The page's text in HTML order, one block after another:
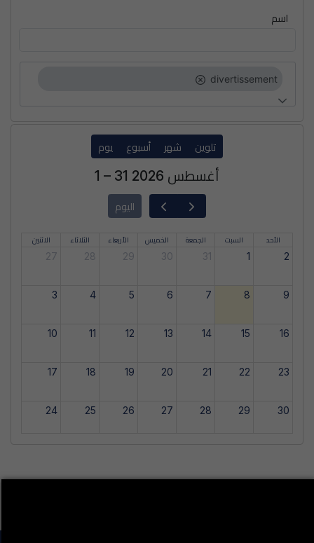
اسم
divertissement
يوم أسبوع شهر تلوين
1 – 31 أغسطس 2026
اليوم
الاثنين الثلاثاء الأربعاء الخميس الجمعة السبت الأحد
27 28 29 30 31 1 2
3 4 5 6 7 8 9
10 11 12 13 14 15 16
17 18 19 20 21 22 23
24 25 26 27 28 29 30